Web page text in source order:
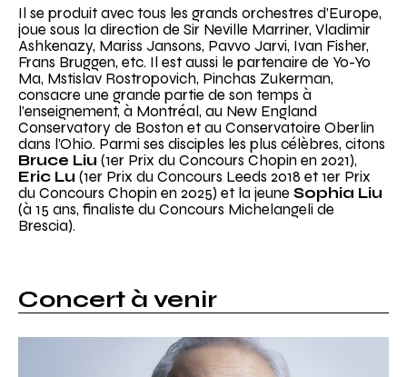
Il se produit avec tous les grands orchestres d’Europe,
joue sous la direction de Sir Neville Marriner, Vladimir
Ashkenazy, Mariss Jansons, Pavvo Jarvi, Ivan Fisher,
Frans Bruggen, etc. Il est aussi le partenaire de Yo-Yo
Ma, Mstislav Rostropovich, Pinchas Zukerman,
consacre une grande partie de son temps à
l’enseignement, à Montréal, au New England
Conservatory de Boston et au Conservatoire Oberlin
dans l’Ohio. Parmi ses disciples les plus célèbres, citons
Bruce Liu (1er Prix du Concours Chopin en 2021),
Eric Lu (1er Prix du Concours Leeds 2018 et 1er Prix
du Concours Chopin en 2025) et la jeune Sophia Liu
(à 15 ans, finaliste du Concours Michelangeli de
Brescia).
Concert à venir